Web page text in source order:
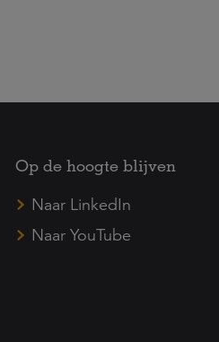
Op de hoogte blijven
Naar LinkedIn
Naar YouTube